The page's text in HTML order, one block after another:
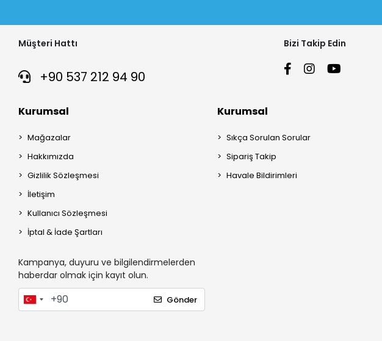
Müşteri Hattı
+90 537 212 94 90
Bizi Takip Edin
Kurumsal
Mağazalar
Hakkımızda
Gizlilik Sözleşmesi
İletişim
Kullanıcı Sözleşmesi
İptal & İade Şartları
Kampanya, duyuru ve bilgilendirmelerden
haberdar olmak için kayıt olun.
Gönder
Kurumsal
Sıkça Sorulan Sorular
Sipariş Takip
Havale Bildirimleri